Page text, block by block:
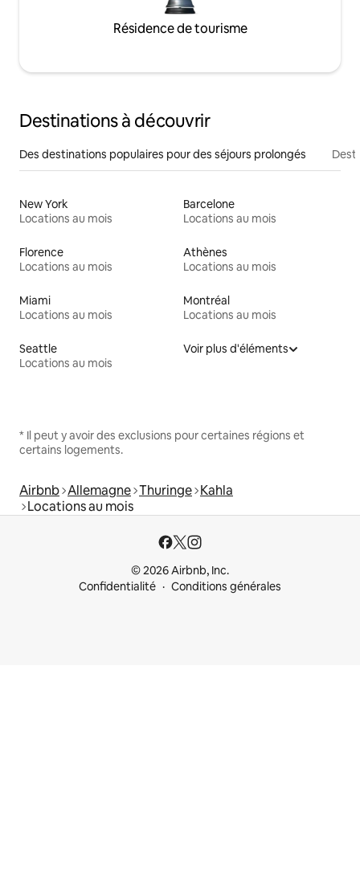
Résidence de tourisme
Destinations à découvrir
Des destinations populaires pour des séjours prolongés
New York
Locations au mois
Barcelone
Locations au mois
Florence
Locations au mois
Athènes
Locations au mois
Miami
Locations au mois
Montréal
Locations au mois
Seattle
Locations au mois
Voir plus d'éléments
* Il peut y avoir des exclusions pour certaines régions et
certains logements.
Airbnb Allemagne Thuringe Kahla
Locations au mois
© 2026 Airbnb, Inc.
Confidentialité
Conditions générales